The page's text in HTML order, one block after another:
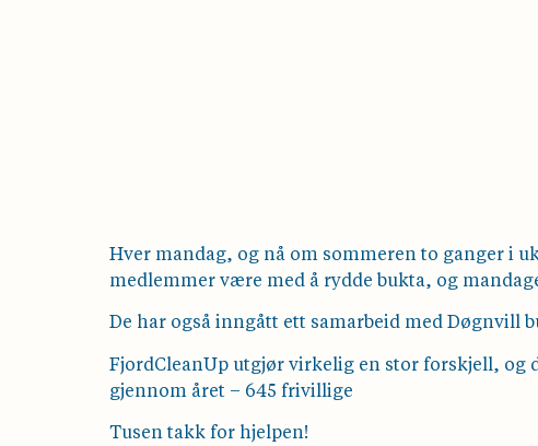
Hver mandag, og nå om sommeren to ganger i
medlemmer være med å rydde bukta, og
De har også inngått ett samarbeid med Døgnvill
FjordCleanUp utgjør virkelig en stor forskjell, og
gjennom året – 645 frivillige
Tusen takk for hjelpen!